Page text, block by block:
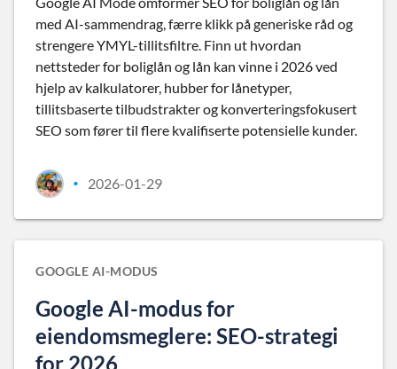
med AI-sammendrag, færre klikk på generiske råd og
strengere YMYL-tillitsfiltre. Finn ut hvordan
nettsteder for boliglån og lån kan vinne i 2026 ved
hjelp av kalkulatorer, hubber for lånetyper,
tillitsbaserte tilbudstrakter og konverteringsfokusert
SEO som fører til flere kvalifiserte potensielle kunder.
• 2026-01-29
GOOGLE AI-MODUS
Google AI-modus for
eiendomsmeglere: SEO-strategi
for 2026